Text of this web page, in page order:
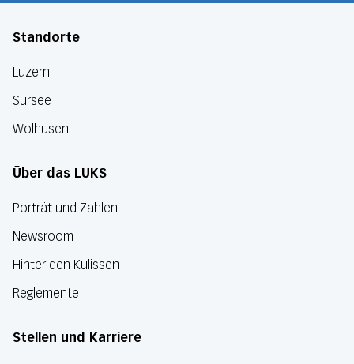
Standorte
Luzern
Sursee
Wolhusen
Über das LUKS
Porträt und Zahlen
Newsroom
Hinter den Kulissen
Reglemente
Stellen und Karriere